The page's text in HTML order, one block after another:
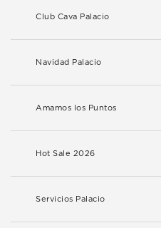
Club Cava Palacio
Navidad Palacio
Amamos los Puntos
Hot Sale 2026
Servicios Palacio